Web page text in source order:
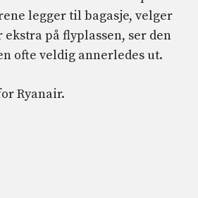
legger til bagasje, velger
på flyplassen, ser den
ofte veldig annerledes ut.
Ryanair.